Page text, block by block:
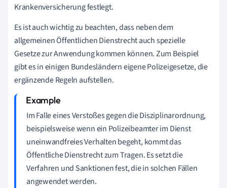
Krankenversicherung festlegt.
Es ist auch wichtig zu beachten, dass neben dem
allgemeinen Öffentlichen Dienstrecht auch spezielle
Gesetze zur Anwendung kommen können. Zum Beispiel
gibt es in einigen Bundesländern eigene Polizeigesetze, die
ergänzende Regeln aufstellen.
Im Falle eines Verstoßes gegen die Disziplinarordnung,
beispielsweise wenn ein Polizeibeamter im Dienst
uneinwandfreies Verhalten begeht, kommt das
Öffentliche Dienstrecht zum Tragen. Es setzt die
Verfahren und Sanktionen fest, die in solchen Fällen
angewendet werden.